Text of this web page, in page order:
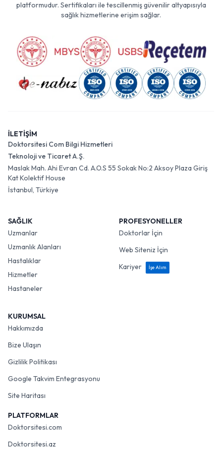
platformudur. Sertifikaları ile tescillenmiş güvenilir altyapısıyla
sağlık hizmetlerine erişim sağlar.
İLETİŞİM
Doktorsitesi Com Bilgi Hizmetleri
Teknoloji ve Ticaret A.Ş.
Maslak Mah. Ahi Evran Cd. A.O.S 55 Sokak No:2 Aksoy Plaza Giriş
Kat Kolektif House
İstanbul, Türkiye
SAĞLIK
Uzmanlar
Uzmanlık Alanları
Hastalıklar
Hizmetler
Hastaneler
PROFESYONELLER
Doktorlar İçin
Web Siteniz İçin
Kariyer
İşe Alım
KURUMSAL
Hakkımızda
Bize Ulaşın
Gizlilik Politikası
Google Takvim Entegrasyonu
Site Haritası
PLATFORMLAR
Doktorsitesi.com
Doktorsitesi.az